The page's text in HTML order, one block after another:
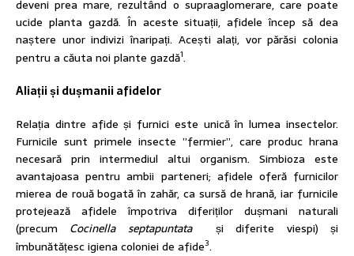
deveni prea mare, rezultând o supraaglomerare, care poate
ucide planta gazdă. În aceste situații, afidele încep să dea
naștere unor indivizi înaripați. Acești alați, vor părăsi colonia
pentru a căuta noi plante gazdă1.
Aliații și dușmanii afidelor
Relația dintre afide și furnici este unică în lumea insectelor.
Furnicile sunt primele insecte ”fermier”, care produc hrana
necesară prin intermediul altui organism. Simbioza este
avantajoasa pentru ambii parteneri; afidele oferă furnicilor
mierea de rouă bogată în zahăr, ca sursă de hrană, iar furnicile
protejează afidele împotriva diferiților dușmani naturali
(precum Cocinella septapuntatași diferite viespi) și
îmbunătățesc igiena coloniei de afide3.